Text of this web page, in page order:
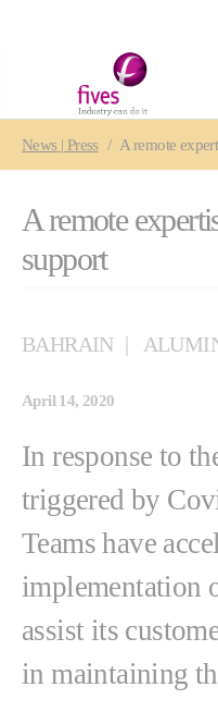
News | Press A remote
A remote
support
BAHRAIN
April 14, 2020
In response to
triggered by
Teams have
implementation
assist its
in maintaining